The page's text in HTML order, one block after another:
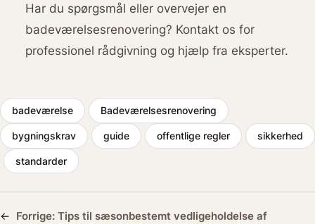
Har du spørgsmål eller overvejer en
badeværelsesrenovering? Kontakt os for
professionel rådgivning og hjælp fra eksperter.
badeværelse Badeværelsesrenovering
bygningskrav guide offentlige regler sikkerhed
standarder
← Forrige: Tips til sæsonbestemt vedligeholdelse af